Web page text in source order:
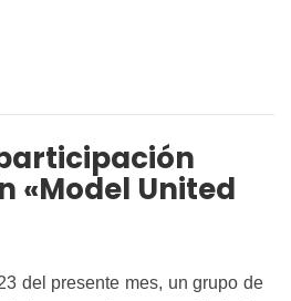
«Model United
del presente mes, un grupo de